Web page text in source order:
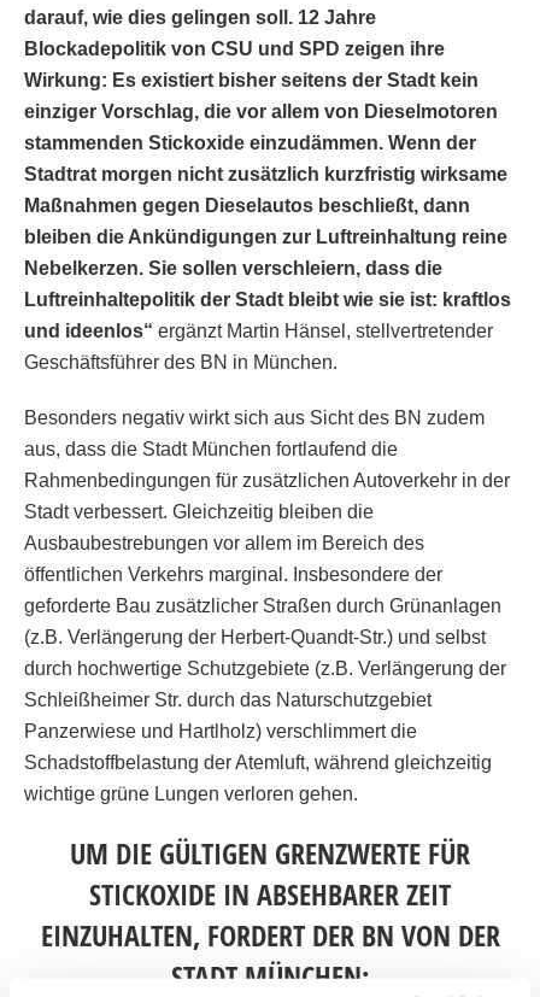
darauf, wie dies gelingen soll. 12 Jahre
Blockadepolitik von CSU und SPD zeigen ihre
Wirkung: Es existiert bisher seitens der Stadt kein
einziger Vorschlag, die vor allem von Dieselmotoren
stammenden Stickoxide einzudämmen. Wenn der
Stadtrat morgen nicht zusätzlich kurzfristig wirksame
Maßnahmen gegen Dieselautos beschließt, dann
bleiben die Ankündigungen zur Luftreinhaltung reine
Nebelkerzen. Sie sollen verschleiern, dass die
Luftreinhaltepolitik der Stadt bleibt wie sie ist: kraftlos
und ideenlos“ ergänzt Martin Hänsel, stellvertretender
Geschäftsführer des BN in München.
Besonders negativ wirkt sich aus Sicht des BN zudem
aus, dass die Stadt München fortlaufend die
Rahmenbedingungen für zusätzlichen Autoverkehr in der
Stadt verbessert. Gleichzeitig bleiben die
Ausbaubestrebungen vor allem im Bereich des
öffentlichen Verkehrs marginal. Insbesondere der
geforderte Bau zusätzlicher Straßen durch Grünanlagen
(z.B. Verlängerung der Herbert-Quandt-Str.) und selbst
durch hochwertige Schutzgebiete (z.B. Verlängerung der
Schleißheimer Str. durch das Naturschutzgebiet
Panzerwiese und Hartlholz) verschlimmert die
Schadstoffbelastung der Atemluft, während gleichzeitig
wichtige grüne Lungen verloren gehen.
UM DIE GÜLTIGEN GRENZWERTE FÜR
STICKOXIDE IN ABSEHBARER ZEIT
EINZUHALTEN, FORDERT DER BN VON DER
STADT MÜNCHEN: